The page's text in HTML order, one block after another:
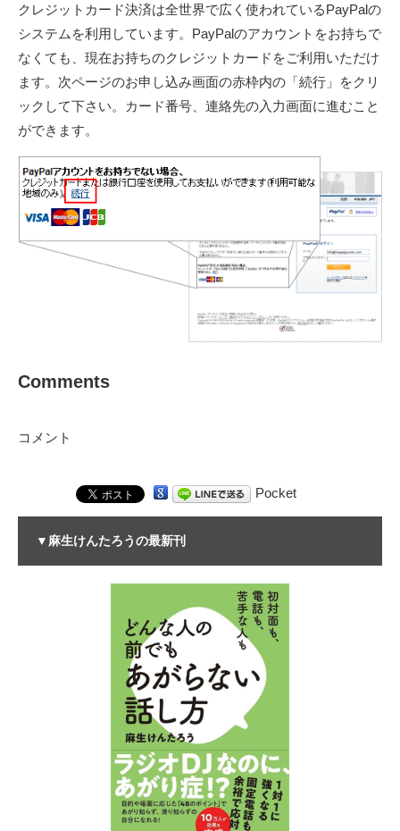
クレジットカード決済は全世界で広く使われているPayPalの
システムを利用しています。PayPalのアカウントをお持ちで
なくても、現在お持ちのクレジットカードをご利用いただけ
ます。次ページのお申し込み画面の赤枠内の「続行」をクリ
ックして下さい。カード番号、連絡先の入力画面に進むこと
ができます。
Comments
コメント
Pocket
▼麻生けんたろうの最新刊